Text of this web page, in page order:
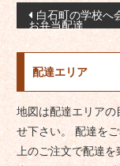
投
稿
ナ
ビ
ゲ
ー
シ
白石町の学校へ
お弁当配達
配達エリア
地図は配達エリア
せ下さい。 配達を
上のご注文で配達